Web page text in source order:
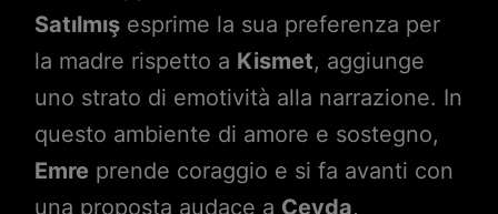
Satılmışesprime la sua preferenza per
la madre rispetto a Kismet, aggiunge
uno strato di emotività alla narrazione. In
questo ambiente di amore e sostegno,
Emre prende coraggio e si fa avanti con
una proposta audace a Ceyda,